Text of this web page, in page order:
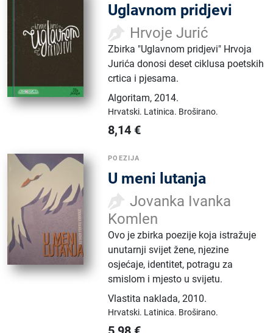
Uglavnom pridjevi
Hrvoje Jurić
Zbirka "Uglavnom pridjevi" Hrvoja
Jurića donosi deset ciklusa poetskih
crtica i pjesama.
Algoritam,2014.
Hrvatski. Latinica. Broširano.
8,14 €
POEZIJA
U meni lutanja
Jovanka Ivanka
Komlen
Ovo je zbirka poezije koja istražuje
unutarnji svijet žene, njezine
osjećaje, identitet, potragu za
smislom i mjesto u svijetu.
Vlastita naklada,2010.
Hrvatski. Latinica. Broširano.